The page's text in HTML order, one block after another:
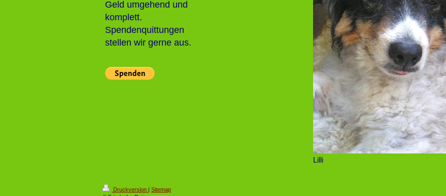
Lilli
Geld umgehend und
komplett.
Spendenquittungen
stellen wir gerne aus.
Druckversion
Sitemap